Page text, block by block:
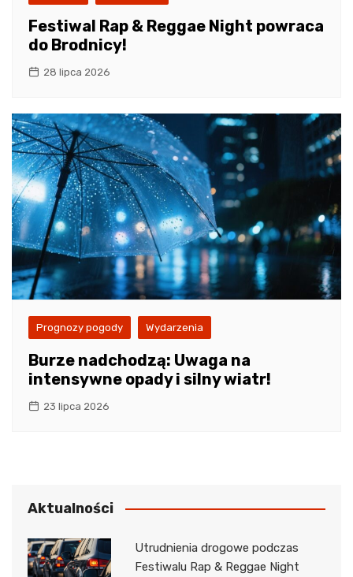
Festiwal Rap & Reggae Night powraca
do Brodnicy!
28 lipca 2026
Prognozy pogody Wydarzenia
Burze nadchodzą: Uwaga na
intensywne opady i silny wiatr!
23 lipca 2026
Aktualności
Utrudnienia drogowe podczas
Festiwalu Rap & Reggae Night